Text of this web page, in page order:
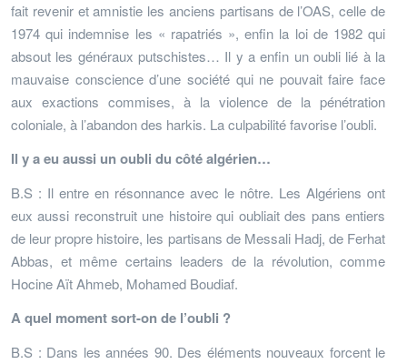
fait revenir et amnistie les anciens partisans de l’OAS, celle de
1974 qui indemnise les « rapatriés », enfin la loi de 1982 qui
absout les généraux putschistes… Il y a enfin un oubli lié à la
mauvaise conscience d’une société qui ne pouvait faire face
aux exactions commises, à la violence de la pénétration
coloniale, à l’abandon des harkis. La culpabilité favorise l’oubli.
Il y a eu aussi un oubli du côté algérien…
B.S : Il entre en résonnance avec le nôtre. Les Algériens ont
eux aussi reconstruit une histoire qui oubliait des pans entiers
de leur propre histoire, les partisans de Messali Hadj, de Ferhat
Abbas, et même certains leaders de la révolution, comme
Hocine Aït Ahmeb, Mohamed Boudiaf.
A quel moment sort-on de l’oubli ?
B.S : Dans les années 90. Des éléments nouveaux forcent le